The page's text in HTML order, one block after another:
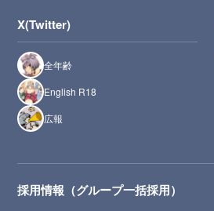
X(Twitter)
全年齢
English R18
広報
採用情報（グループ一括採用）